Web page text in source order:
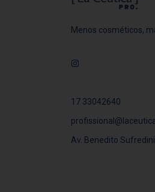
Menos cosméticos,
17 33042640
Av. Benedito